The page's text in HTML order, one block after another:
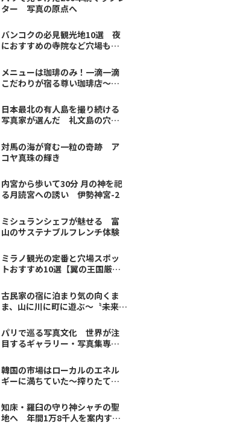
ター 写真の原点へ
バンコクの必見観光地10選 夜
におすすめの寺院など穴場も紹
メニューは珈琲のみ！一滴一滴
こだわりが宿る尊い珈琲店～水
日本最北の有人島を撮り続ける
写真家が選んだ 礼文島の穴場
対馬の海が育む一粒の奇跡 ア
コヤ真珠の輝き
内宮から歩いて30分 月の神を祀
る月読宮への誘い 伊勢神宮-2
ミシュランシェフが魅せる 富
山のサステナブルフレンチ体験
ミラノ観光の定番と穴場スポッ
トおすすめ10選【翼の王国厳
古民家の宿に泊まり気の向くま
ま、山に川に町に遊ぶ〜〝未来〟
パリで巡る写真文化 世界が注
目するギャラリー・写真集専門
韓国の市場はローカルのエネル
ギーに満ちていた～搾りたての
知床・羅臼の守り神シャチの聖
地へ 年間1万8千人を案内する